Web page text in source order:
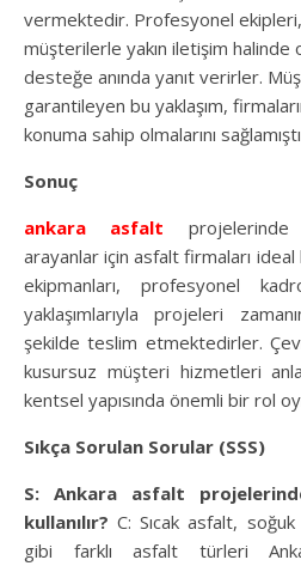
vermektedir. Profesyonel
müşterilerle yakın iletişim
desteğe anında yanıt verirler.
garantileyen bu yaklaşım,
konuma sahip olmalarını
Sonuç
ankara asfalt projelerinde
arayanlar için asfalt firmaları
ekipmanları, profesyonel
yaklaşımlarıyla projeleri
şekilde teslim etmektedirler.
kusursuz müşteri hizmetleri
kentsel yapısında önemli bir rol
Sıkça Sorulan Sorular (SSS)
S: Ankara asfalt
kullanılır? C: Sıcak asfalt,
gibi farklı asfalt türleri